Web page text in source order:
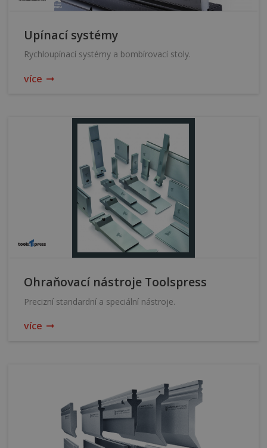
Upínací systémy
Rychloupínací systémy a bombírovací stoly.
více
Ohraňovací nástroje Toolspress
Precizní standardní a speciální nástroje.
více